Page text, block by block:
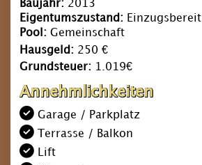
Baujahr: 2013
Eigentumszustand: Einzugsbereit
Pool: Gemeinschaft
Hausgeld: 250 €
Grundsteuer: 1.019€
Annehmlichkeiten
Garage / Parkplatz
Terrasse / Balkon
Lift